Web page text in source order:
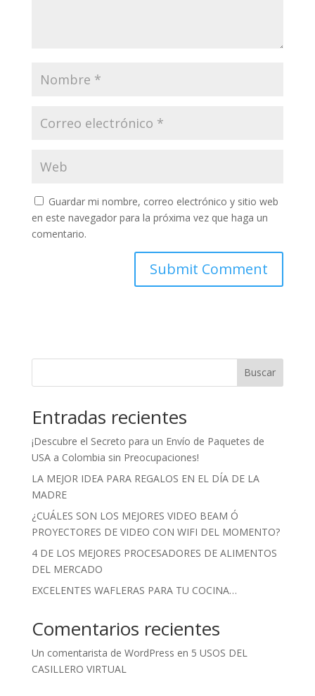
Guardar mi nombre, correo electrónico y sitio web
en este navegador para la próxima vez que haga un
comentario.
Buscar
Entradas recientes
¡Descubre el Secreto para un Envío de Paquetes de
USA a Colombia sin Preocupaciones!
LA MEJOR IDEA PARA REGALOS EN EL DÍA DE LA
MADRE
¿CUÁLES SON LOS MEJORES VIDEO BEAM Ó
PROYECTORES DE VIDEO CON WIFI DEL MOMENTO?
4 DE LOS MEJORES PROCESADORES DE ALIMENTOS
DEL MERCADO
EXCELENTES WAFLERAS PARA TU COCINA…
Comentarios recientes
Un comentarista de WordPress en 5 USOS DEL
CASILLERO VIRTUAL